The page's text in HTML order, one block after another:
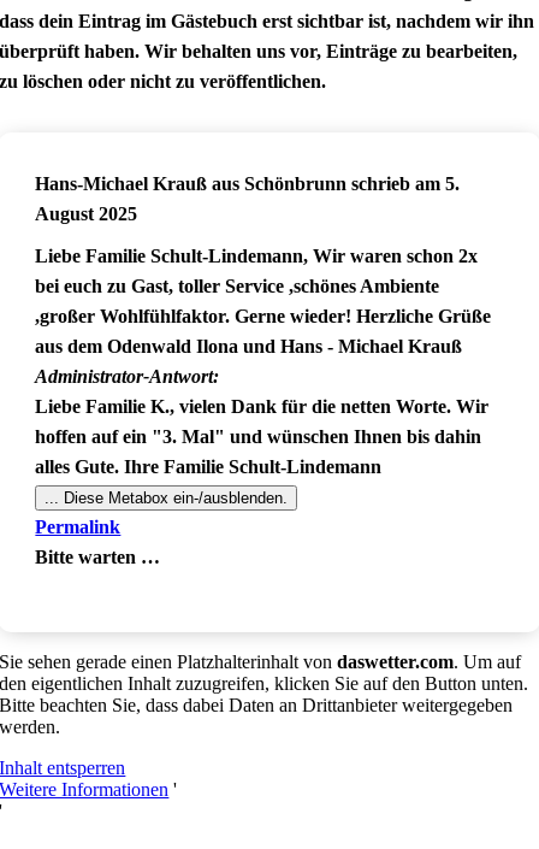
dass dein Eintrag im Gästebuch erst sichtbar ist, nachdem wir ihn
überprüft haben. Wir behalten uns vor, Einträge zu bearbeiten,
zu löschen oder nicht zu veröffentlichen.
Hans-Michael Kraußaus Schönbrunn schrieb am 5.
August 2025
Liebe Familie Schult-Lindemann, Wir waren schon 2x
bei euch zu Gast, toller Service ,schönes Ambiente
,großer Wohlfühlfaktor. Gerne wieder! Herzliche Grüße
aus dem Odenwald Ilona und Hans - Michael Krauß
Administrator-Antwort:
Liebe Familie K., vielen Dank für die netten Worte. Wir
hoffen auf ein "3. Mal" und wünschen Ihnen bis dahin
alles Gute. Ihre Familie Schult-Lindemann
... Diese Metabox ein-/ausblenden.
Permalink
Bitte warten …
Sie sehen gerade einen Platzhalterinhalt vondaswetter.com. Um auf
den eigentlichen Inhalt zuzugreifen, klicken Sie auf den Button unten.
Bitte beachten Sie, dass dabei Daten an Drittanbieter weitergegeben
werden.
Inhalt entsperren
Weitere Informationen '
'